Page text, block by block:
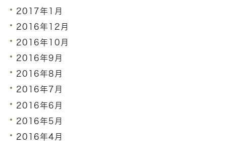
2017年1月
2016年12月
2016年10月
2016年9月
2016年8月
2016年7月
2016年6月
2016年5月
2016年4月